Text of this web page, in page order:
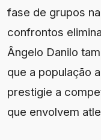
fase de grupos
confrontos
Ângelo Danilo
que a população
prestigie a
que envolvem